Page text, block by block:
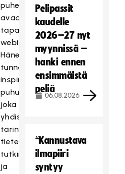
puheenvuoro
avaa
tapahtuman
webinaariosuuden.
Hänet
tunnetaan
inspiroivana
puhujana,
joka
yhdistää
tarinankerronnan,
tieteellisen
tutkimuksen
ja
Pelipassit
kaudelle
2026–27 nyt
myynnissä –
hanki ennen
ensimmäistä
peliä
06.08.2026
“Kannustava
ilmapiiri
syntyy